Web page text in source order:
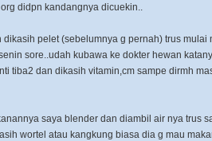
didpn kandangnya dicuekin..
dikasih pelet (sebelumnya g pernah) trus mulai
sore..udah kubawa ke dokter hewan
tiba2 dan dikasih vitamin,cm sampe dirmh
saya blender dan diambil air nya trus
wortel atau kangkung biasa dia g mau